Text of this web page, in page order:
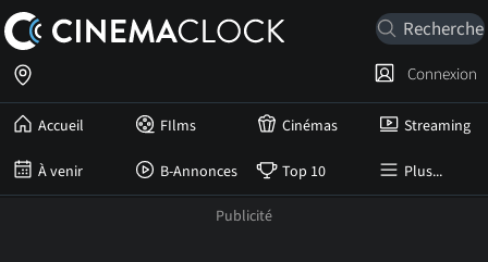
Accueil FIlms Cinémas Streaming
À venir B-Annonces Top 10 Plus...
Connexion